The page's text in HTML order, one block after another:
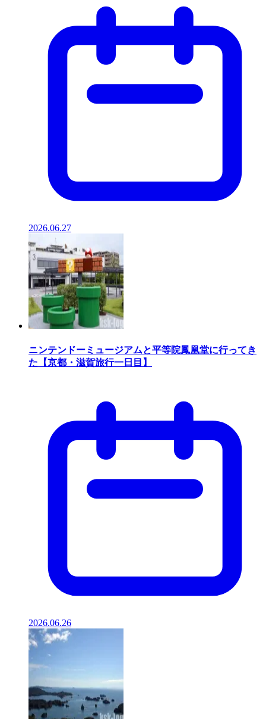
2026.06.27
ニンテンドーミュージアムと平等院鳳凰堂に行ってき
た【京都・滋賀旅行一日目】
2026.06.26